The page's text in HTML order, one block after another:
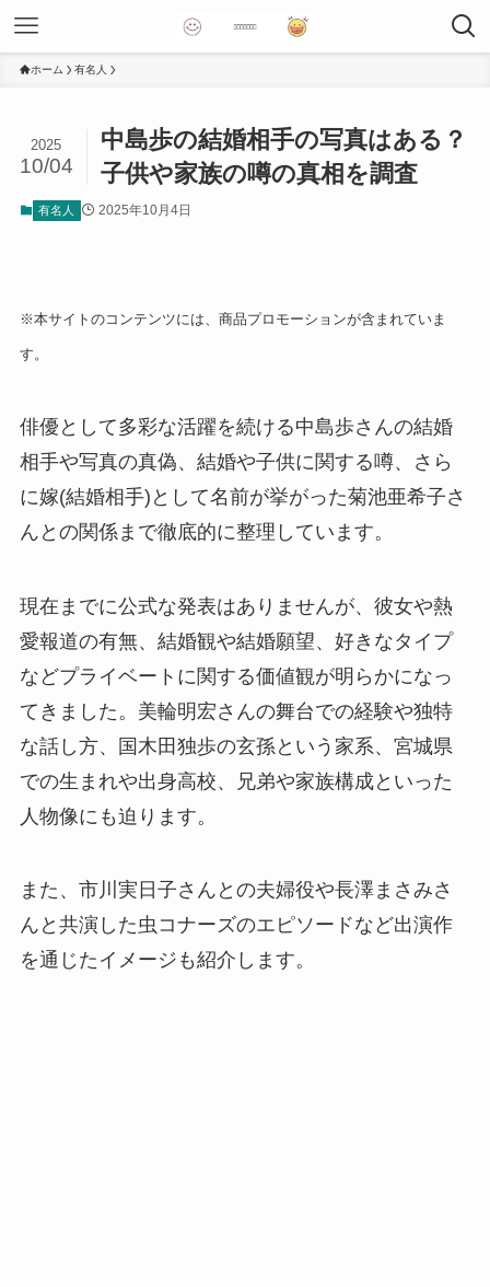
ホーム 有名人
中島歩の結婚相手の写真はある？
子供や家族の噂の真相を調査
2025
10/04
有名人 2025年10月4日
※本サイトのコンテンツには、商品プロモーションが含まれていま
す。
俳優として多彩な活躍を続ける中島歩さんの結婚
相手や写真の真偽、結婚や子供に関する噂、さら
に嫁(結婚相手)として名前が挙がった菊池亜希子さ
んとの関係まで徹底的に整理しています。
現在までに公式な発表はありませんが、彼女や熱
愛報道の有無、結婚観や結婚願望、好きなタイプ
などプライベートに関する価値観が明らかになっ
てきました。美輪明宏さんの舞台での経験や独特
な話し方、国木田独歩の玄孫という家系、宮城県
での生まれや出身高校、兄弟や家族構成といった
人物像にも迫ります。
また、市川実日子さんとの夫婦役や長澤まさみさ
んと共演した虫コナーズのエピソードなど出演作
を通じたイメージも紹介します。